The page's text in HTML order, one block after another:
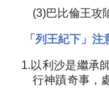
(3)巴比倫王攻
「列王紀下」注
1. 以利沙是繼承
行神蹟奇事，